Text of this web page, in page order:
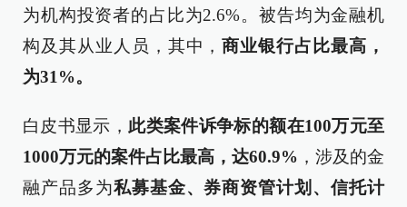
为机构投资者的占比为2.6%。被告均为金融机
构及其从业人员，其中，商业银行占比最高，
为31%。
白皮书显示， 此类案件诉争标的额在100万元至
1000万元的案件占比最高，达60.9% ，涉及的金
融产品多为私募基金、券商资管计划、信托计